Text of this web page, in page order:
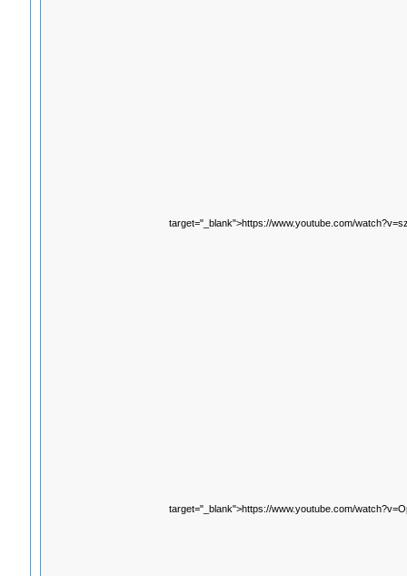
target="_blank">https://www.youtube.com/
target="_blank">https://www.youtube.com/